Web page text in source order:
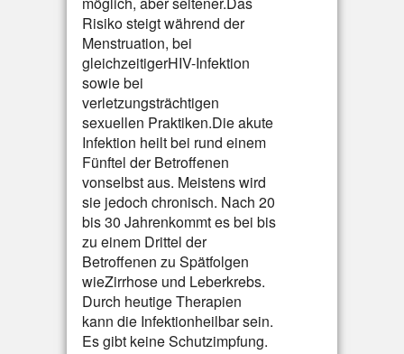
Risiko steigt während der
Menstruation, bei
gleichzeitigerHIV-Infektion
sowie bei
verletzungsträchtigen
sexuellen Praktiken.Die akute
Infektion heilt bei rund einem
Fünftel der Betroffenen
vonselbst aus. Meistens wird
sie jedoch chronisch. Nach 20
bis 30 Jahrenkommt es bei bis
zu einem Drittel der
Betroffenen zu Spätfolgen
wieZirrhose und Leberkrebs.
Durch heutige Therapien
kann die Infektionheilbar sein.
Es gibt keine Schutzimpfung.